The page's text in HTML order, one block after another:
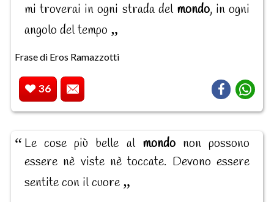
mi troverai in ogni strada del mondo, in ogni
angolo del tempo
Frase di Eros Ramazzotti
36
Le cose più belle al mondonon possono
essere nè viste nè toccate. Devono essere
sentite con il cuore